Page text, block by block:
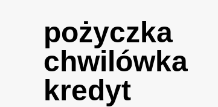
pożyczka
chwilówka
kredyt